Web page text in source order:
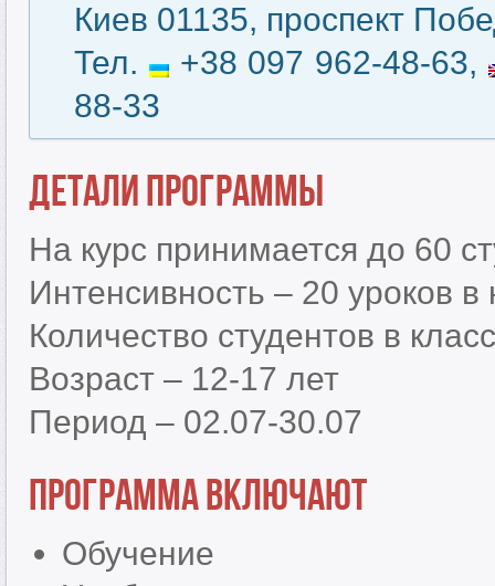
Киев 01135, проспект
Тел.
+38 097 962-48-63,
88-33
Детали программы
На курс принимается до 60
Интенсивность – 20 уроков
Количество студентов в
Возраст – 12-17 лет
Период – 02.07-30.07
Программа включают
Обучение